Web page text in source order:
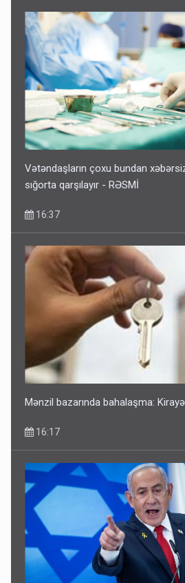
Vətəndaşların çoxu bundan
sığorta qarşılayır - RƏSMİ
16:37
Mənzil bazarında bahalaşma:
16:17